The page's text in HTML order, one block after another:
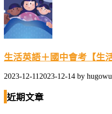
生活英語＋國中會考【生
2023-12-11 2023-12-14 by hugowu
近期文章